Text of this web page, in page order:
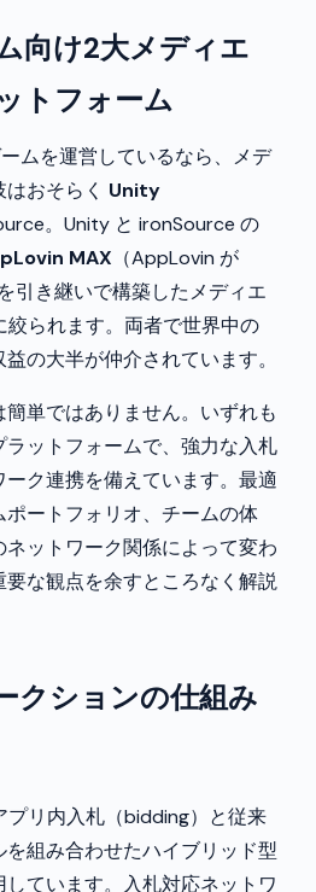
向け2大メディエ
トフォーム
ムを運営しているなら、メデ
おそらく Unity
。Unity と ironSource の
MAX （AppLovin が
引き継いで構築したメディエ
絞られます。両者で世界中の
の大半が仲介されています。
単ではありません。いずれも
ットフォームで、強力な入札
ク連携を備えています。最適
ートフォリオ、チームの体
ットワーク関係によって変わ
要な観点を余すところなく解説
クションの仕組み
プリ内入札（bidding）と従来
組み合わせたハイブリッド型
ています。入札対応ネットワ